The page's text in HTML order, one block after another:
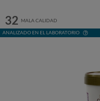
32 MALA CALIDAD
ANALIZADO EN EL LABORATORIO